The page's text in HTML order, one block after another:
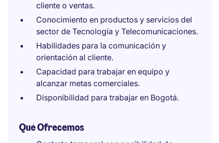
cliente o ventas.
Conocimiento en productos y servicios del
sector de Tecnología y Telecomunicaciones.
Habilidades para la comunicación y
orientación al cliente.
Capacidad para trabajar en equipo y
alcanzar metas comerciales.
Disponibilidad para trabajar en Bogotá.
Qué Ofrecemos